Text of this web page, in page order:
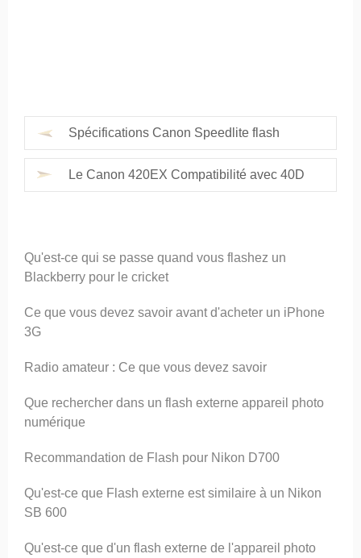
Spécifications Canon Speedlite flash
Le Canon 420EX Compatibilité avec 40D
Qu'est-ce qui se passe quand vous flashez un
Blackberry pour le cricket
Ce que vous devez savoir avant d'acheter un iPhone
3G
Radio amateur : Ce que vous devez savoir
Que rechercher dans un flash externe appareil photo
numérique
Recommandation de Flash pour Nikon D700
Qu'est-ce que Flash externe est similaire à un Nikon
SB 600
Qu'est-ce que d'un flash externe de l'appareil photo